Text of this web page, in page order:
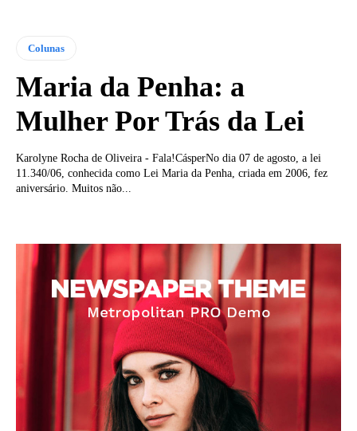
Colunas
Maria da Penha: a
Mulher Por Trás da Lei
Karolyne Rocha de Oliveira - Fala!CásperNo dia 07 de agosto, a lei
11.340/06, conhecida como Lei Maria da Penha, criada em 2006, fez
aniversário. Muitos não...